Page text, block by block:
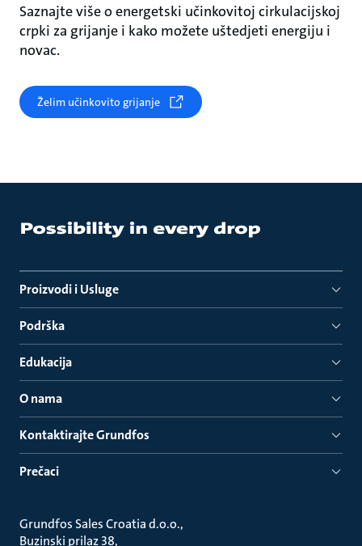
Saznajte više o energetski učinkovitoj cirkulacijskoj
crpki za grijanje i kako možete uštedjeti energiju i
novac.
Želim učinkovito grijanje
Proizvodi i Usluge
Podrška
Edukacija
O nama
Kontaktirajte Grundfos
Prečaci
Grundfos Sales Croatia d.o.o.
Buzinski prilaz 38